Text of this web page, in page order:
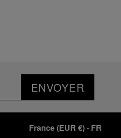
ENVOYER
France(EUR €)- FR